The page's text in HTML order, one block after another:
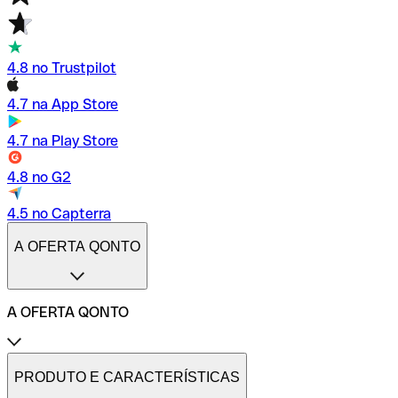
4.8 no Trustpilot
4.7 na App Store
4.7 na Play Store
4.8 no G2
4.5 no Capterra
A OFERTA QONTO
A OFERTA QONTO
Tarifas
Conta profissional online
PRODUTO E CARACTERÍSTICAS